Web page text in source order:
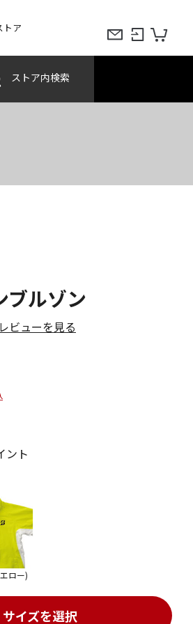
トア
ストア内検索
ブルゾン
レビューを見る
ント
サイズを選択
ロー)